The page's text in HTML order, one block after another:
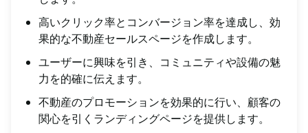
高いクリック率とコンバージョン率を達成し、効
果的な不動産セールスページを作成します。
ユーザーに興味を引き、コミュニティや設備の魅
力を的確に伝えます。
不動産のプロモーションを効果的に行い、顧客の
関心を引くランディングページを提供します。